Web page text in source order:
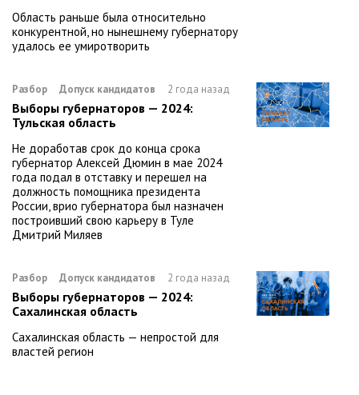
Область раньше была относительно
конкурентной, но нынешнему губернатору
удалось ее умиротворить
Разбор Допуск кандидатов 2 года назад
Выборы губернаторов — 2024:
Тульская область
Не доработав срок до конца срока
губернатор Алексей Дюмин в мае 2024
года подал в отставку и перешел на
должность помощника президента
России, врио губернатора был назначен
построивший свою карьеру в Туле
Дмитрий Миляев
Разбор Допуск кандидатов 2 года назад
Выборы губернаторов — 2024:
Сахалинская область
Сахалинская область — непростой для
властей регион